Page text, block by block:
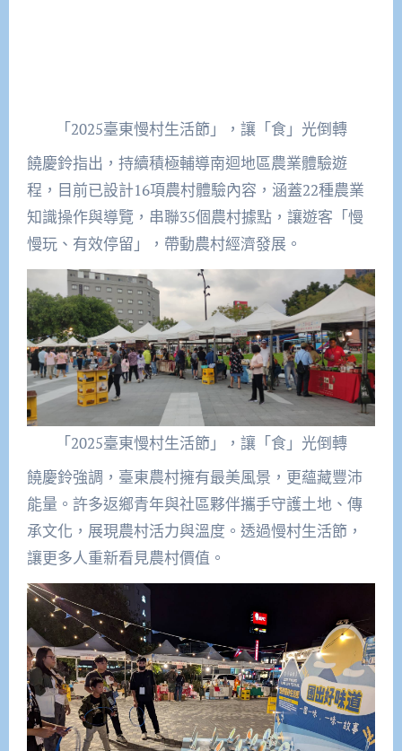
「2025臺東慢村生活節」，讓「食」光倒轉
饒慶鈴指出，持續積極輔導南迴地區農業體驗遊
程，目前已設計16項農村體驗內容，涵蓋22種農業
知識操作與導覽，串聯35個農村據點，讓遊客「慢
慢玩、有效停留」，帶動農村經濟發展。
「2025臺東慢村生活節」，讓「食」光倒轉
饒慶鈴強調，臺東農村擁有最美風景，更蘊藏豐沛
能量。許多返鄉青年與社區夥伴攜手守護土地、傳
承文化，展現農村活力與溫度。透過慢村生活節，
讓更多人重新看見農村價值。